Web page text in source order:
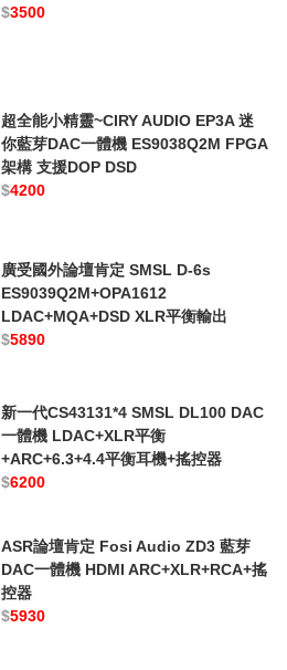
$3500
超全能小精靈~CIRY AUDIO EP3A 迷
你藍芽DAC一體機 ES9038Q2M FPGA
架構 支援DOP DSD
$4200
廣受國外論壇肯定 SMSL D-6s
ES9039Q2M+OPA1612
LDAC+MQA+DSD XLR平衡輸出
$5890
新一代CS43131*4 SMSL DL100 DAC
一體機 LDAC+XLR平衡
+ARC+6.3+4.4平衡耳機+搖控器
$6200
ASR論壇肯定 Fosi Audio ZD3 藍芽
DAC一體機 HDMI ARC+XLR+RCA+搖
控器
$5930